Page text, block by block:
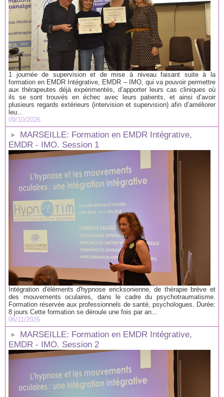
1 journée de supervision et de mise à niveau faisant suite à la
formation en EMDR Intégrative, EMDR – IMO, qui va pouvoir permettre
aux thérapeutes déjà expérimentés, d’apporter leurs cas cliniques où
ils se sont trouvés en échec avec leurs patients, et ainsi d’avoir
plusieurs regards extérieurs (intervision et supervision) afin d’améliorer
leu...
09/10/2026
MARSEILLE: Formation en EMDR Intégrative,
EMDR - IMO. Session 1
Intégration d'éléments d'hypnose ericksonienne, de thérapie brève et
des mouvements oculaires, dans le cadre du psychotraumatisme.
Formation réservée aux professionnels de santé, psychologues. Durée:
8 jours Cette formation se déroule une fois par an...
06/11/2026
MARSEILLE: Formation en EMDR Intégrative,
EMDR - IMO. Session 2